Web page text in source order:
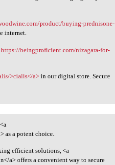
product/buying-prednisone-
internet.
https://beingproficient.com/nizagara-for-
>cialis</a>in our digital store. Secure
as a potent choice.
efficient solutions, <a
a> offers a convenient way to secure